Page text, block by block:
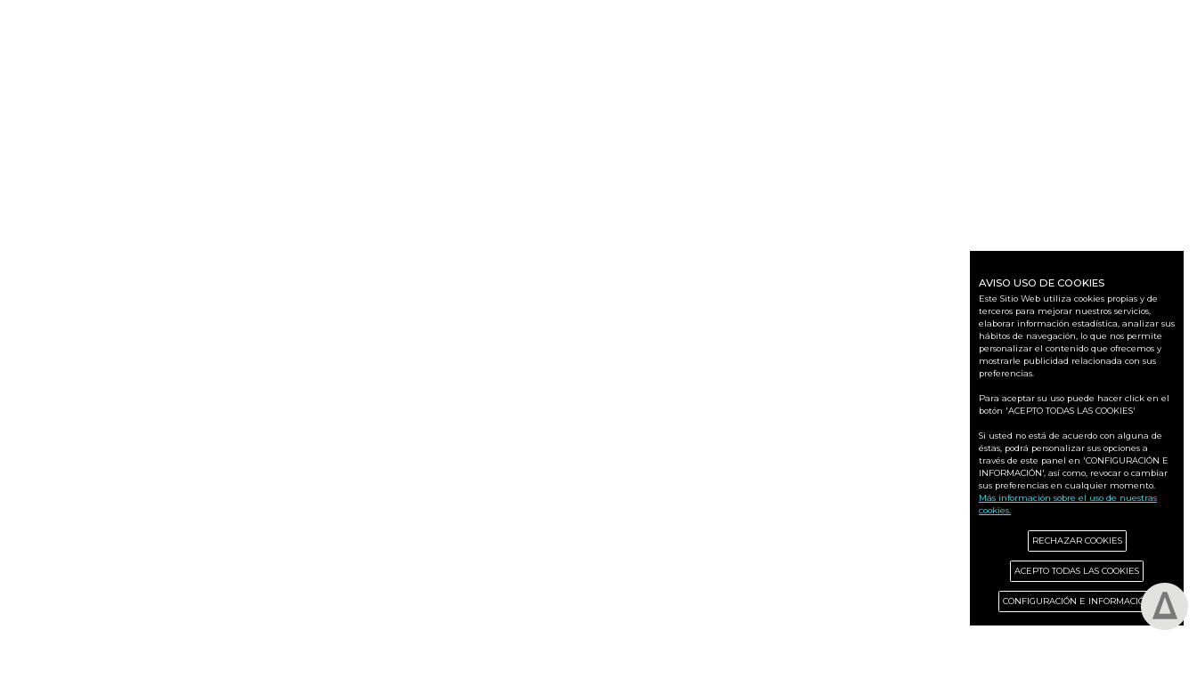
AVISO USO DE COOKIES
Este Sitio Web utiliza cookies propias y de
terceros para mejorar nuestros servicios,
elaborar información estadística, analizar sus
hábitos de navegación, lo que nos permite
personalizar el contenido que ofrecemos y
mostrarle publicidad relacionada con sus
preferencias.
Para aceptar su uso puede hacer click en el
botón 'ACEPTO TODAS LAS COOKIES'
Si usted no está de acuerdo con alguna de
éstas, podrá personalizar sus opciones a
través de este panel en 'CONFIGURACIÓN E
INFORMACIÓN', así como, revocar o cambiar
sus preferencias en cualquier momento.
Más información sobre el uso de nuestras
cookies.
RECHAZAR COOKIES
ACEPTO TODAS LAS COOKIES
CONFIGURACIÓN E INFORMACIÓN